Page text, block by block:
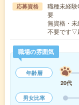
応募資格
職種未経
要
無資格・
不要です▽
職場の雰囲気
年齢層
20代
男女比率